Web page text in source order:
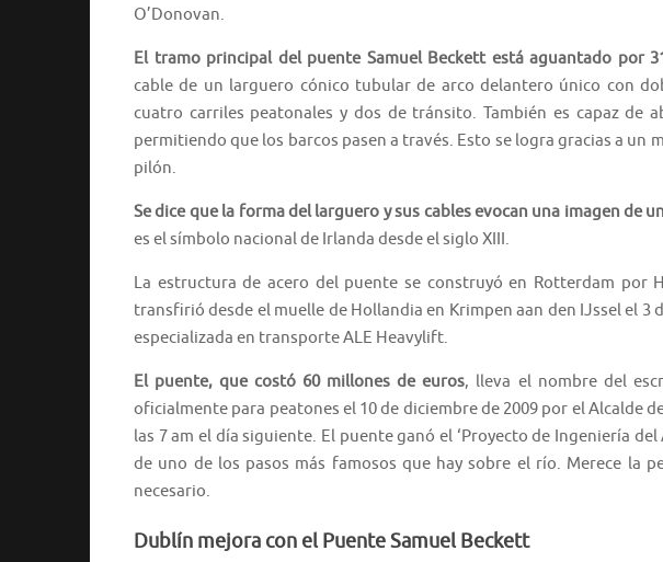
O’Donovan.
El tramo principal del puente Samuel Beckett está aguantado por
cable de un larguero cónico tubular de arco delantero único con
cuatro carriles peatonales y dos de tránsito. También es capaz de
permitiendo que los barcos pasen a través. Esto se logra gracias a un
pilón.
Se dice que la forma del larguero y sus cables evocan una imagen de
es el símbolo nacional de Irlanda desde el siglo XIII.
La estructura de acero del puente se construyó en Rotterdam por
transfirió desde el muelle de Hollandia en Krimpen aan den IJssel el 3
especializada en transporte ALE Heavylift.
El puente, que costó 60 millones de euros, lleva el nombre del
oficialmente para peatones el 10 de diciembre de 2009 por el Alcalde
las 7 am el día siguiente. El puente ganó el ‘Proyecto de Ingeniería
de uno de los pasos más famosos que hay sobre el río. Merece la
necesario.
Dublín mejora con el Puente Samuel Beckett